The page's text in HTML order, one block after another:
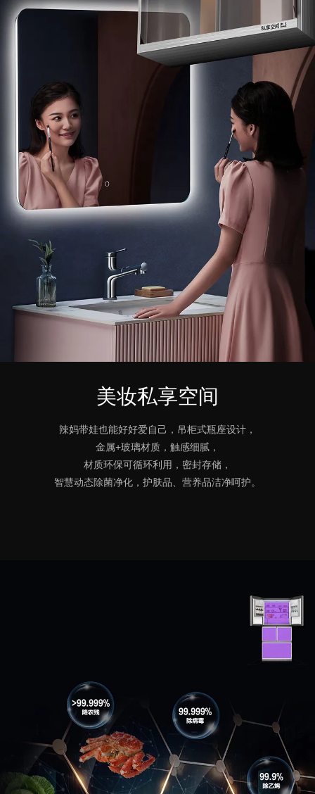
美妆私享空间
辣妈带娃也能好好爱自己， 吊柜式瓶座设计，
金属+玻璃材质，触感细腻，
材质环保可循环利用，密封存储，
智慧动态除菌净化，护肤品、营养品洁净呵护。